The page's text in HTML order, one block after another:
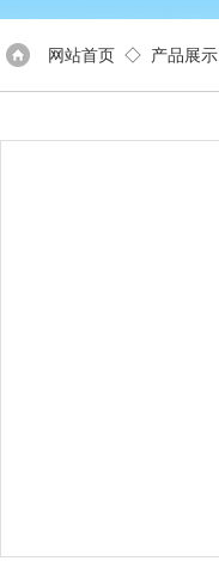
网站首页 ◇ 产品展示